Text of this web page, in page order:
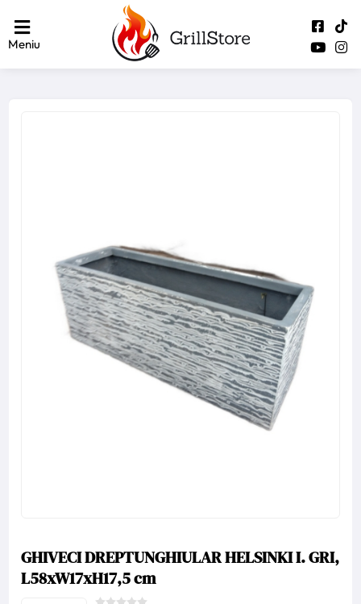
Meniu
GHIVECI DREPTUNGHIULAR HELSINKI I. GRI,
L58xW17xH17,5 cm